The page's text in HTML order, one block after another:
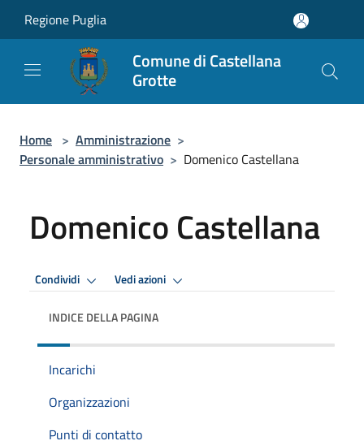
Regione Puglia
Comune di Castellana
Grotte
Home > Amministrazione >
Personale amministrativo > Domenico Castellana
Domenico Castellana
Condividi Vedi azioni
INDICE DELLA PAGINA
Incarichi
Organizzazioni
Punti di contatto